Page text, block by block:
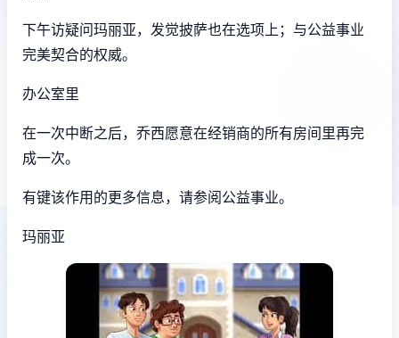
下午访疑问玛丽亚，发觉披萨也在选项上；与公益事业
完美契合的权威。
办公室里
在一次中断之后，乔西愿意在经销商的所有房间里再完
成一次。
有键该作用的更多信息，请参阅公益事业。
玛丽亚